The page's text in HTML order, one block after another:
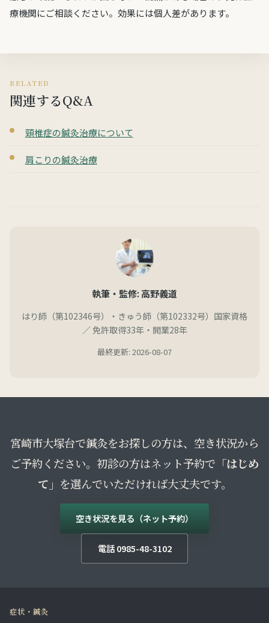
療機関にご相談ください。効果には個人差があります。
RELATED
関連するQ&A
頸椎症の鍼灸治療について
肩こりの鍼灸治療
執筆・監修: 高野義道
はり師（第102346号）・きゅう師（第102332号）国家資格
／ 免許取得33年・開業28年
最終更新: 2026-08-07
宮崎市大塚台で鍼灸をお探しの方は、空き状況から
ご予約ください。初診の方はネット予約で 「はじめ
て」 を選んでいただければ大丈夫です。
空き状況を見る（ネット予約）
電話 0985-48-3102
症状・鍼灸